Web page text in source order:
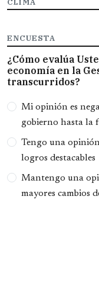
ENCUESTA
¿Cómo evalúa
economía en la
transcurridos?
Opciones
Mi opinión es
gobierno hasta la
Tengo una
logros destacables
Mantengo una
mayores cambios